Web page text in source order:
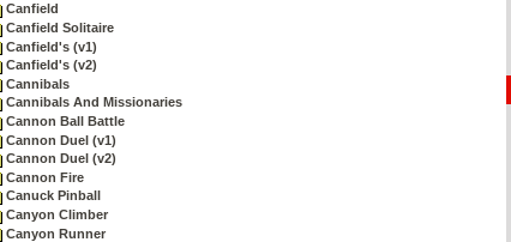
Canfield
Canfield Solitaire
Canfield's (v1)
Canfield's (v2)
Cannibals
Cannibals And Missionaries
Cannon Ball Battle
Cannon Duel (v1)
Cannon Duel (v2)
Cannon Fire
Canuck Pinball
Canyon Climber
Canyon Runner